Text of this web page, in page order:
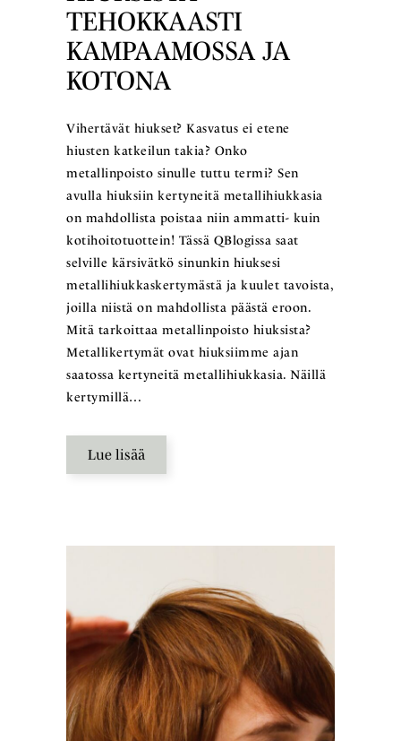
TEHOKKAASTI
KAMPAAMOSSA JA
KOTONA
Vihertävät hiukset? Kasvatus ei etene
hiusten katkeilun takia? Onko
metallinpoisto sinulle tuttu termi? Sen
avulla hiuksiin kertyneitä metallihiukkasia
on mahdollista poistaa niin ammatti- kuin
kotihoitotuottein! Tässä QBlogissa saat
selville kärsivätkö sinunkin hiuksesi
metallihiukkaskertymästä ja kuulet tavoista,
joilla niistä on mahdollista päästä eroon.
Mitä tarkoittaa metallinpoisto hiuksista?
Metallikertymät ovat hiuksiimme ajan
saatossa kertyneitä metallihiukkasia. Näillä
kertymillä…
Lue lisää